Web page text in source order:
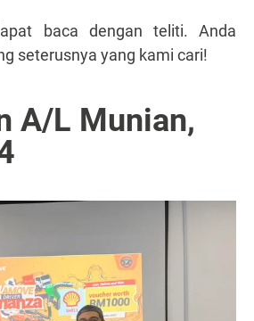
baca dengan teliti. Anda
seterusnya yang kami cari!
A/L Munian,